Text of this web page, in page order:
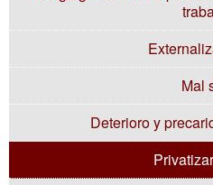
Mal
Deterioro y